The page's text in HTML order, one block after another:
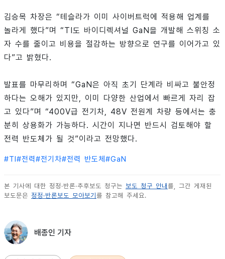
김승목 차장은 “테슬라가 이미 사이버트럭에 적용해 업계를
놀라게 했다”며 “TI도 바이디렉셔널 GaN을 개발해 스위칭 소
자 수를 줄이고 비용을 절감하는 방향으로 연구를 이어가고 있
다”고 밝혔다.
발표를 마무리하며 “GaN은 아직 초기 단계라 비싸고 불안정
하다는 오해가 있지만, 이미 다양한 산업에서 빠르게 자리 잡
고 있다”며 “400V급 전기차, 48V 전원계 차량 등에서는 충
분히 상용화가 가능하다. 시간이 지나면 반드시 검토해야 할
전력 반도체가 될 것”이라고 전망했다.
#TI #전력#전기차#전력 반도체 #GaN
본 기사에 대한 정정·반론·추후보도 청구는 보도 청구 안내 를, 그간 게재된
보도문은 정정·반론보도 모아보기 를 참고해 주세요.
배종인 기자